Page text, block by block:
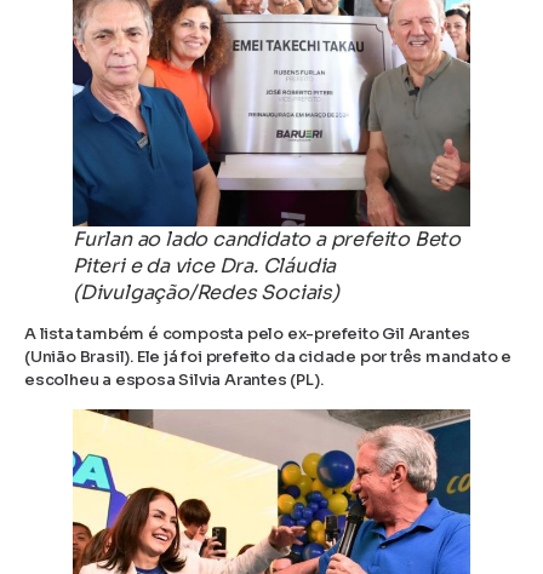
Furlan ao lado candidato a prefeito Beto
Piteri e da vice Dra. Cláudia
(Divulgação/Redes Sociais)
A lista também é composta pelo ex-prefeito Gil Arantes
(União Brasil). Ele já foi prefeito da cidade por três mandato e
escolheu a esposa Silvia Arantes (PL).